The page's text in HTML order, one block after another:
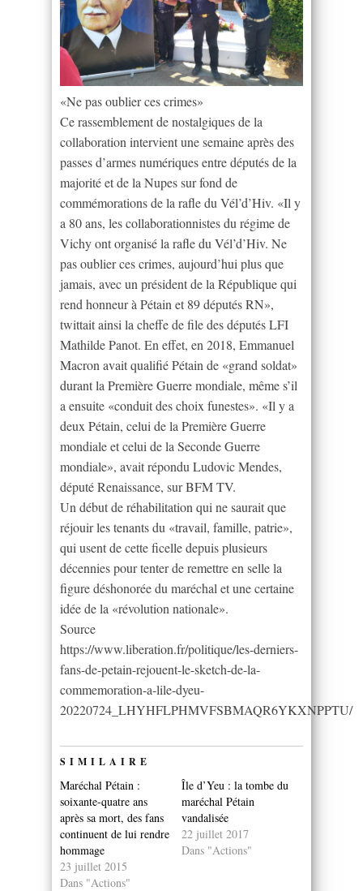
«Ne pas oublier ces crimes»
Ce rassemblement de nostalgiques de la
collaboration intervient une semaine après des
passes d’armes numériques entre députés de la
majorité et de la Nupes sur fond de
commémorations de la rafle du Vél’d’Hiv. «Il y
a 80 ans, les collaborationnistes du régime de
Vichy ont organisé la rafle du Vél’d’Hiv. Ne
pas oublier ces crimes, aujourd’hui plus que
jamais, avec un président de la République qui
rend honneur à Pétain et 89 députés RN»,
twittait ainsi la cheffe de file des députés LFI
Mathilde Panot. En effet, en 2018, Emmanuel
Macron avait qualifié Pétain de «grand soldat»
durant la Première Guerre mondiale, même s’il
a ensuite «conduit des choix funestes». «Il y a
deux Pétain, celui de la Première Guerre
mondiale et celui de la Seconde Guerre
mondiale», avait répondu Ludovic Mendes,
député Renaissance, sur BFM TV.
Un début de réhabilitation qui ne saurait que
réjouir les tenants du «travail, famille, patrie»,
qui usent de cette ficelle depuis plusieurs
décennies pour tenter de remettre en selle la
figure déshonorée du maréchal et une certaine
idée de la «révolution nationale».
Source
https://www.liberation.fr/politique/les-derniers-
fans-de-petain-rejouent-le-sketch-de-la-
commemoration-a-lile-dyeu-
20220724_LHYHFLPHMVFSBMAQR6YKXNPPTU/
SIMILAIRE
Maréchal Pétain :
soixante-quatre ans
après sa mort, des fans
continuent de lui rendre
hommage
23 juillet 2015
Dans "Actions"
Île d’Yeu : la tombe du
maréchal Pétain
vandalisée
22 juillet 2017
Dans "Actions"